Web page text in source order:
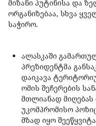
მიზანი პუტინისა და
ორგანიზებაა, სხვა
საჭირო.
ალასკაში
პრეზიდენტმა
დაიკავა
ომის შეჩერების
მთლიანად მიღებას
უკომპრომისო
მზად იყო